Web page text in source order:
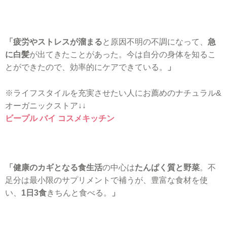
「疲労やストレスが溜まる と原因不明の不調になって、 急
に白髪が出てきたことがあった。今は自分の身体を知るこ
とができたので、効率的にケアできている。
」
※ライフスタイルを充実させたい人にお薦めのナチュラル&
オーガニックストア↓↓
ビープル バイ コスメキッチン
「健康のカギとなる食生活の中心はたんぱく質と野菜。不
足分は最小限のサプリメントで補うが、豊富な食材を使
い、 1日3食きちんと食べる。 」